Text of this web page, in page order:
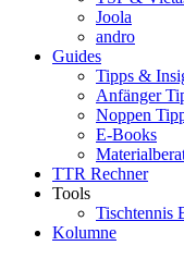
Joola
andro
Guides
Tipps &
Anfänger
Noppen
E-Books
TTR Rechner
Tools
Tischtennis
Kolumne